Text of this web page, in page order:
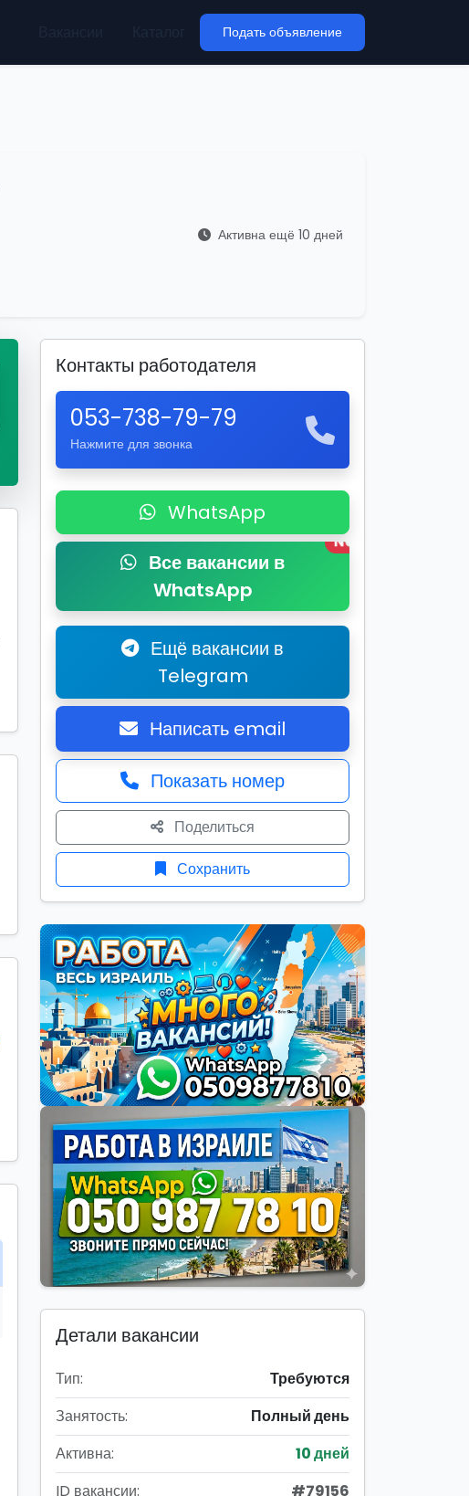
Подать объявление
Активна ещё 10 дней
Контакты работодателя
053-738-79-79
Нажмите для звонка
WhatsApp
Все вакансии в
WhatsApp
New
Ещё вакансии в
Telegram
Написать email
Показать номер
Поделиться
Сохранить
Детали вакансии
Тип:
Требуются
Занятость:
Полный день
Активна:
10 дней
ID вакансии:
#79156